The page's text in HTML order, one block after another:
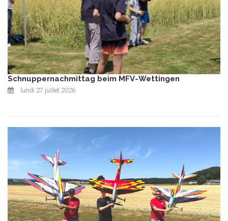
Schnuppernachmittag beim MFV-Wettingen
lundi 27 juillet 2026